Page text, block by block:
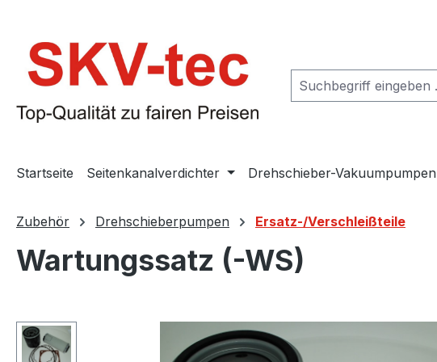
Startseite Seitenkanalverdichter Drehschieber-Vakuumpumpen
Zubehör Drehschieberpumpen Ersatz-/Verschleißteile
Wartungssatz (-WS)
Bildergalerie überspringen